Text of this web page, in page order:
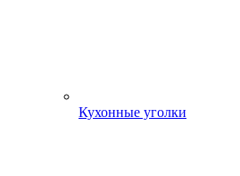
Кухонные уголки